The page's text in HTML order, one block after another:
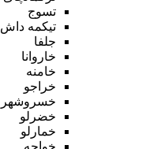
تسوج
تیکمه داش
جلفا
خاروانا
خامنه
خراجو
خسروشهر
خضرلو
خمارلو
خواجه